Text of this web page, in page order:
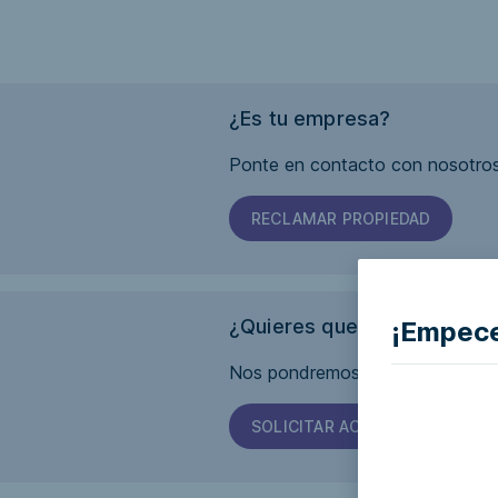
¿Es tu empresa?
Ponte en contacto con
RECLAMAR PROPIEDAD
¿Quieres que esta página
Nos pondremos en contacto
SOLICITAR ACCESIBILIDAD